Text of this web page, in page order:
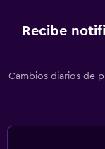
Recibe
Cambios diarios de